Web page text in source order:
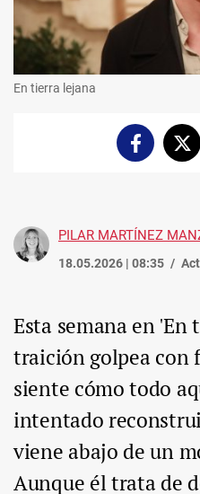
En tierra lejana
Facebook
PILAR MARTÍNEZ
18.05.2026 | 08:35
Esta semana en
traición golpea con
siente cómo todo
intentado
viene abajo de un
Aunque él trata de